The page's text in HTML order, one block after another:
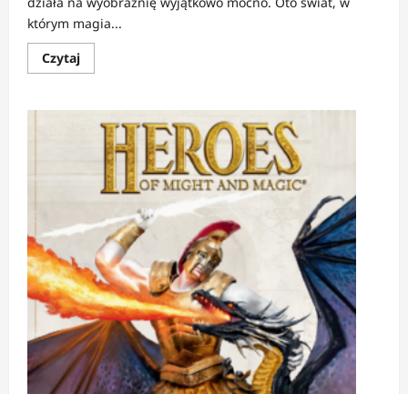
którym magia...
CzytajDowiedz
się
RECENZJA:
Atelier
spiczastych
kapeluszy
Magia,
najpierw
zachwyca,
potem
zaczyna
niepokoić